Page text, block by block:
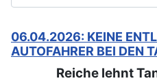
06.04.2026: KEINE
AUTOFAHRER BEI DEN
Reiche lehnt